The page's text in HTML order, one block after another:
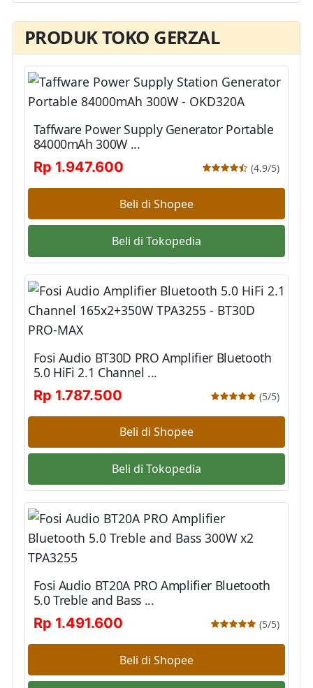
PRODUK TOKO GERZAL
Taffware Power Supply Generator Portable
84000mAh 300W ...
Rp 1.947.600
(4.9/5)
Beli di Shopee
Beli di Tokopedia
Fosi Audio BT30D PRO Amplifier Bluetooth
5.0 HiFi 2.1 Channel ...
Rp 1.787.500
(5/5)
Beli di Shopee
Beli di Tokopedia
Fosi Audio BT20A PRO Amplifier Bluetooth
5.0 Treble and Bass ...
Rp 1.491.600
(5/5)
Beli di Shopee